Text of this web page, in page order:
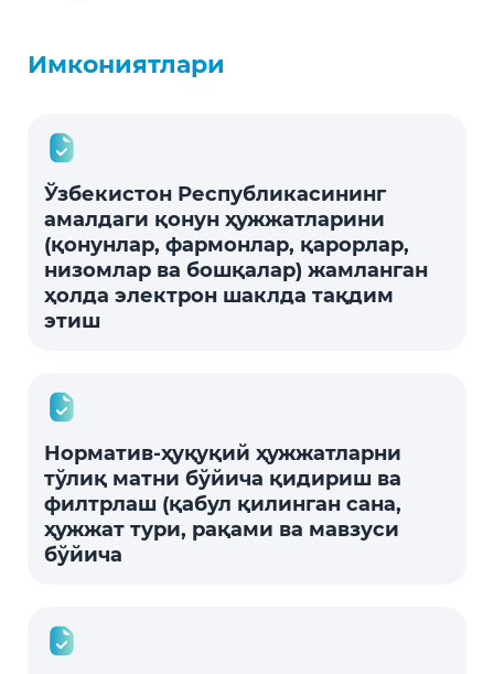
Имкониятлари
Ўзбекистон Республикасининг
амалдаги қонун ҳужжатларини
(қонунлар, фармонлар, қарорлар,
низомлар ва бошқалар) жамланган
ҳолда электрон шаклда тақдим
этиш
Норматив-ҳуқуқий ҳужжатларни
тўлиқ матни бўйича қидириш ва
филтрлаш (қабул қилинган сана,
ҳужжат тури, рақами ва мавзуси
бўйича